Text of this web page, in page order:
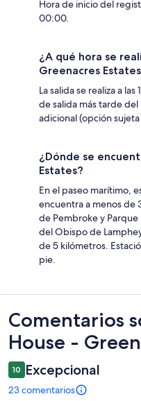
Hora de inicio del
00:00.
¿A qué hora se
Greenacres
La salida se realiza a
de salida más tarde
adicional (opción
¿Dónde se
Estates?
En el paseo marítimo,
encuentra a menos de
de Pembroke y Parque
del Obispo de
de 5 kilómetros.
pie.
Comentarios
Comentarios
House -
10 Excepcional
23 comentarios